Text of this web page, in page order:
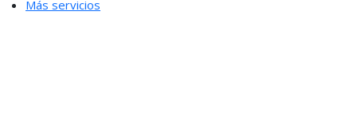
Más servicios